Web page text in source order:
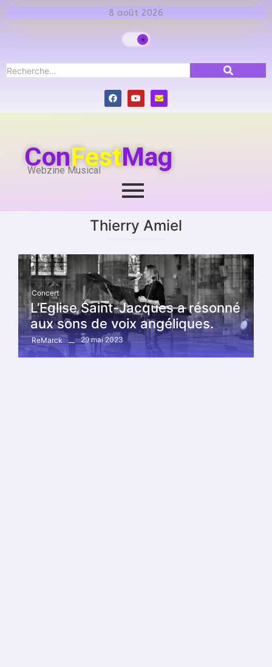
8 août 2026
ConFestMag
Webzine Musical
Thierry Amiel
Concert
L’Eglise Saint-Jacques a résonné
aux sons de voix angéliques.
ReMarck 29 mai 2023